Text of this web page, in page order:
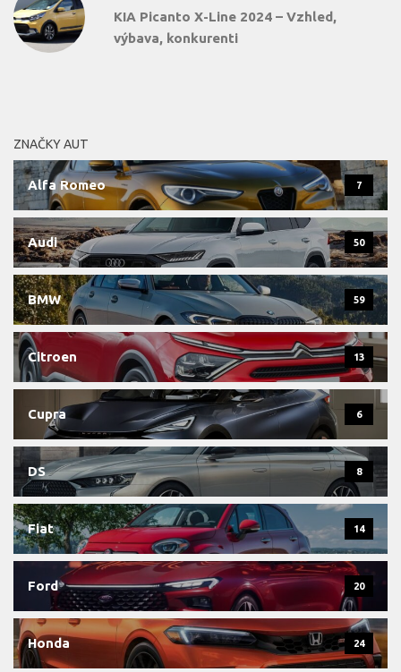
KIA Picanto X-Line 2024 – Vzhled,
výbava, konkurenti
ZNAČKY AUT
Alfa Romeo 7
Audi 50
BMW 59
Citroen 13
Cupra 6
DS 8
Fiat 14
Ford 20
Honda 24